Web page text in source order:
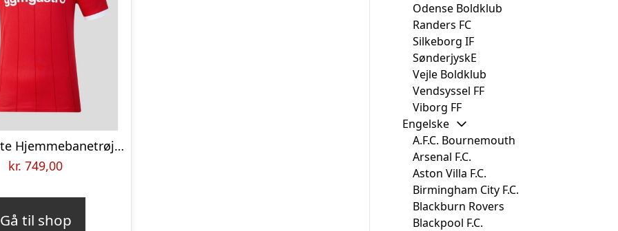
F.C. Twente Hjemmebanetrøje 2026/27
kr. 749,00
Gå til shop
Odense Boldklub
Randers FC
Silkeborg IF
SønderjyskE
Vejle Boldklub
Vendsyssel FF
Viborg FF
Engelske
A.F.C. Bournemouth
Arsenal F.C.
Aston Villa F.C.
Birmingham City F.C.
Blackburn Rovers
Blackpool F.C.